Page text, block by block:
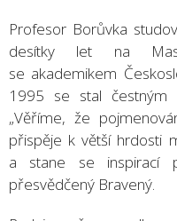
Profesor Borůvka
desítky let na
se akademikem
1995 se stal čestným
„Věříme, že
přispěje k větší hrdosti
a stane se inspirací
přesvědčený Bravený.